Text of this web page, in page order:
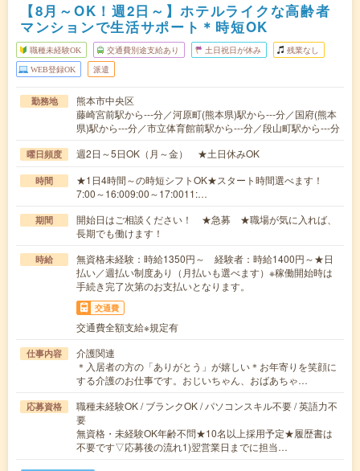
【8月～OK！週2日～】ホテルライクな高齢者
マンションで生活サポート＊時短OK
職種未経験OK 交通費別途支給あり 土日祝日が休み 残業なし
WEB登録OK 派遣
勤務地
熊本市中央区
藤崎宮前駅から---分／河原町(熊本県)駅から---分／国府(熊本
県)駅から---分／市立体育館前駅から---分／段山町駅から---分
曜日頻度 週2日～5日OK（月～金） ★土日休みOK
時間
★1日4時間～の時短シフトOK★スタート時間選べます！
7:00～16:009:00～17:0011:…
期間
開始日はご相談ください！ ★急募 ★職場が気に入れば、
長期でも働けます！
時給
無資格未経験：時給1350円～ 経験者：時給1400円～★日
払い／週払い制度あり（月払いも選べます）※稼働開始時は
手続き完了次第のお支払いとなります。
交通費
交通費全額支給※規定有
仕事内容
介護関連
＊入居者の方の「ありがとう」が嬉しい＊お年寄りを笑顔に
する介護のお仕事です。おじいちゃん、おばあちゃ…
応募資格
職種未経験OK / ブランクOK / パソコンスキル不要 / 英語力不
要
無資格・未経験OK年齢不問★10名以上採用予定★履歴書は
不要です▽応募後の流れ1)翌営業日までに担当…